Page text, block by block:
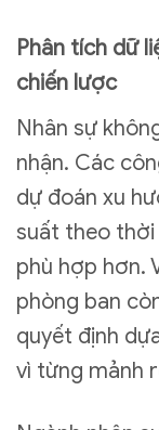
Phân tích dữ
chiến lược
Nhân sự
nhận. Các
dự đoán xu
suất theo thời
phù hợp hơn.
phòng ban
quyết định
vì từng mảnh